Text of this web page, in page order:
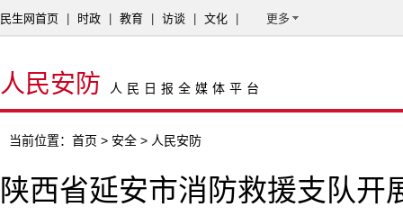
民生网首页 时政 教育 访谈 文化 更多
人民安防 人民日报全媒体平台
当前位置： 首页 > 安全 > 人民安防
陕西省延安市消防救援支队开